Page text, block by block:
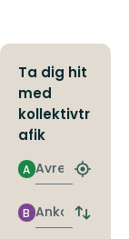
Ta dig hit
med
kollektivtr
afik
Avresa
A
Hitta
Ankomst
B
Byt